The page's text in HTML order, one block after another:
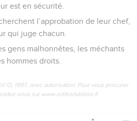
est en sécurité.
l’approbation de leur chef,
qui juge chacun.
gens malhonnêtes, les méchants
hommes droits.
1997, avec autorisation. Pour vous procurer
vous sur www.editionsbiblio.fr